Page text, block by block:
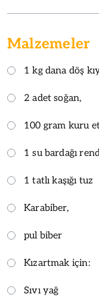
Malzemeler
1 kg dana döş
2 adet soğan,
100 gram kuru
1 su bardağı
1 tatlı kaşığı tuz
Karabiber,
pul biber
Kızartmak için:
Sıvı yağ